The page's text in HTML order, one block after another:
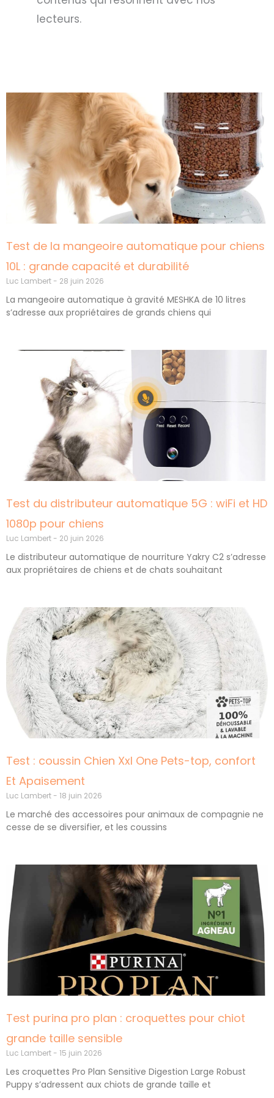
lecteurs.
Test de la mangeoire automatique pour chiens
10L : grande capacité et durabilité
Luc Lambert 28 juin 2026
La mangeoire automatique à gravité MESHKA de 10 litres
s’adresse aux propriétaires de grands chiens qui
Test du distributeur automatique 5G : wiFi et HD
1080p pour chiens
Luc Lambert 20 juin 2026
Le distributeur automatique de nourriture Yakry C2 s’adresse
aux propriétaires de chiens et de chats souhaitant
Test : coussin Chien Xxl One Pets-top, confort
Et Apaisement
Luc Lambert 18 juin 2026
Le marché des accessoires pour animaux de compagnie ne
cesse de se diversifier, et les coussins
Test purina pro plan : croquettes pour chiot
grande taille sensible
Luc Lambert 15 juin 2026
Les croquettes Pro Plan Sensitive Digestion Large Robust
Puppy s’adressent aux chiots de grande taille et